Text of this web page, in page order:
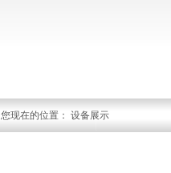
您现在的位置： 设备展示